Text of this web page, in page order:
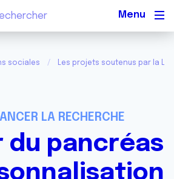
sociales Les projets soutenus par la
LA RECHERCHE
du pancréas